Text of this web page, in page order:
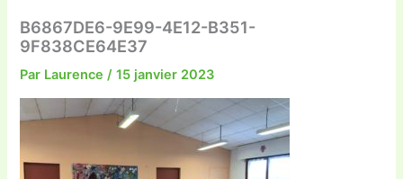
B6867DE6-9E99-4E12-B351-
9F838CE64E37
Par Laurence/15 janvier 2023